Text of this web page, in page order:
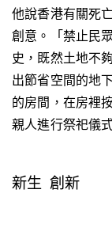
他說香港有關死
創意。「禁止民
史，既然土地不
出節省空間的地
的房間，在房裡
親人進行祭祀儀
新生 創新